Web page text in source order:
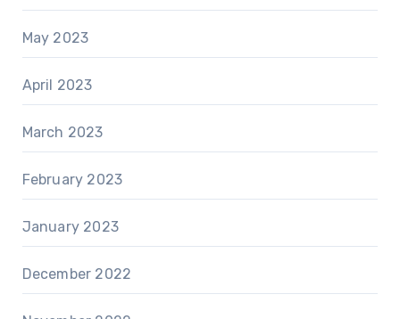
May 2023
April 2023
March 2023
February 2023
January 2023
December 2022